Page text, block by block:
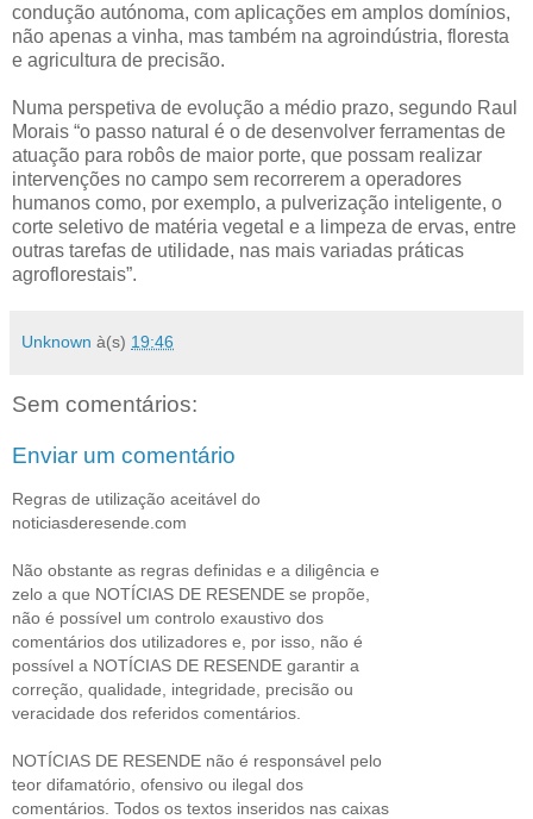
condução autónoma, com aplicações em amplos domínios,
não apenas a vinha, mas também na agroindústria, floresta
e agricultura de precisão.
Numa perspetiva de evolução a médio prazo, segundo Raul
Morais “o passo natural é o de desenvolver ferramentas de
atuação para robôs de maior porte, que possam realizar
intervenções no campo sem recorrerem a operadores
humanos como, por exemplo, a pulverização inteligente, o
corte seletivo de matéria vegetal e a limpeza de ervas, entre
outras tarefas de utilidade, nas mais variadas práticas
agroflorestais”.
Unknown à(s) 19:46
Sem comentários:
Enviar um comentário
Regras de utilização aceitável do
noticiasderesende.com
Não obstante as regras definidas e a diligência e
zelo a que NOTÍCIAS DE RESENDE se propõe,
não é possível um controlo exaustivo dos
comentários dos utilizadores e, por isso, não é
possível a NOTÍCIAS DE RESENDE garantir a
correção, qualidade, integridade, precisão ou
veracidade dos referidos comentários.
NOTÍCIAS DE RESENDE não é responsável pelo
teor difamatório, ofensivo ou ilegal dos
comentários. Todos os textos inseridos nas caixas